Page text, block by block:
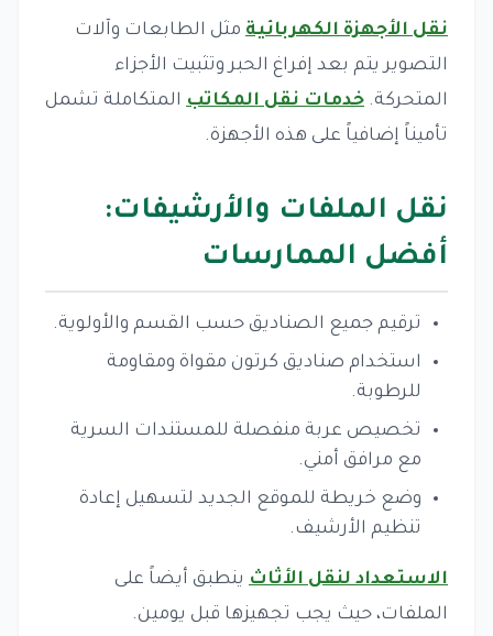
نقل الأجهزة الكهربائية مثل الطابعات وآلات
التصوير يتم بعد إفراغ الحبر وتثبيت الأجزاء
المتحركة. خدمات نقل المكاتب المتكاملة تشمل
تأميناً إضافياً على هذه الأجهزة.
نقل الملفات والأرشيفات:
أفضل الممارسات
ترقيم جميع الصناديق حسب القسم والأولوية.
استخدام صناديق كرتون مقواة ومقاومة
للرطوبة.
تخصيص عربة منفصلة للمستندات السرية
مع مرافق أمني.
وضع خريطة للموقع الجديد لتسهيل إعادة
تنظيم الأرشيف.
الاستعداد لنقل الأثاث ينطبق أيضاً على
الملفات، حيث يجب تجهيزها قبل يومين.